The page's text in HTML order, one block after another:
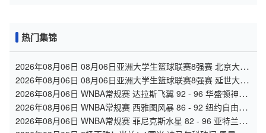
热门集锦
2026年08月06日 08月06日亚洲大学生篮球联赛8强赛 北京大学
77 - 79 上海交通大学 集锦
2026年08月06日 08月06日亚洲大学生篮球联赛8强赛 延世大学
67 - 72 政治大学 集锦
2026年08月06日 WNBA常规赛 达拉斯飞翼 92 - 96 华盛顿神秘
人 全场集锦
2026年08月06日 WNBA常规赛 西雅图风暴 86 - 92 纽约自由人
全场集锦
2026年08月06日 WNBA常规赛 菲尼克斯水星 82 - 96 亚特兰大